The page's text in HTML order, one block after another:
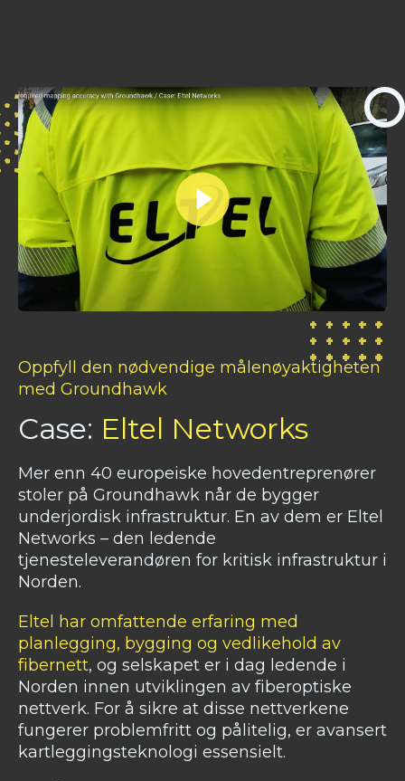
Oppfyll den nødvendige målenøyaktigheten
med Groundhawk
Case: Eltel Networks
Mer enn 40 europeiske hovedentreprenører
stoler på Groundhawk når de bygger
underjordisk infrastruktur. En av dem er Eltel
Networks – den ledende
tjenesteleverandøren for kritisk infrastruktur i
Norden.
Eltel har omfattende erfaring med
planlegging, bygging og vedlikehold av
fibernett, og selskapet er i dag ledende i
Norden innen utviklingen av fiberoptiske
nettverk. For å sikre at disse nettverkene
fungerer problemfritt og pålitelig, er avansert
kartleggingsteknologi essensielt.